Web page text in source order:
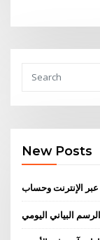
New Posts
البياني اليومي